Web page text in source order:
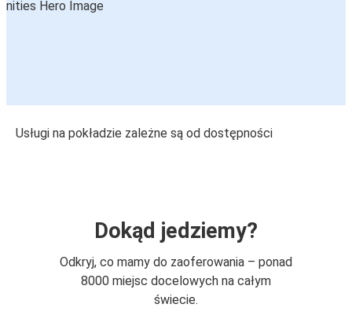
Usługi na pokładzie zależne są od dostępności
Dokąd jedziemy?
Odkryj, co mamy do zaoferowania – ponad
8000 miejsc docelowych na całym
świecie.